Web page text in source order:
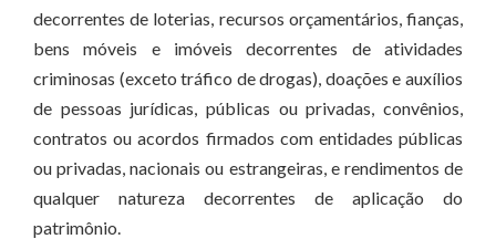
decorrentes de loterias, recursos orçamentários, fianças,
bens móveis e imóveis decorrentes de atividades
criminosas (exceto tráfico de drogas), doações e auxílios
de pessoas jurídicas, públicas ou privadas, convênios,
contratos ou acordos firmados com entidades públicas
ou privadas, nacionais ou estrangeiras, e rendimentos de
qualquer natureza decorrentes de aplicação do
patrimônio.